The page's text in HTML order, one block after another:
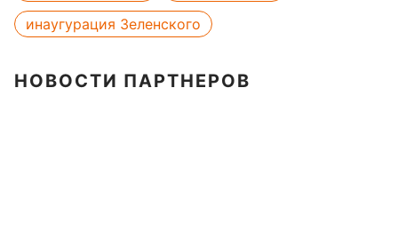
инаугурация Зеленского
НОВОСТИ ПАРТНЕРОВ